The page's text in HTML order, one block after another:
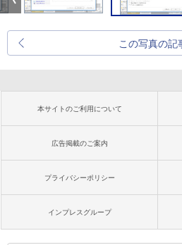
この写真の記
本サイトのご利用について
広告掲載のご案内
プライバシーポリシー
インプレスグループ